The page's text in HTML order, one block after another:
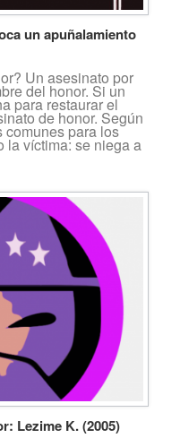
un apuñalamiento
Un asesinato por
del honor. Si un
para restaurar el
de honor. Según
comunes para los
la víctima: se niega a
Lezime K. (2005)